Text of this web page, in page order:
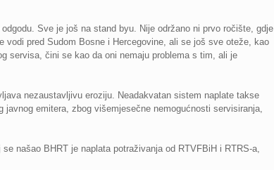
Sve je još na stand byu. Nije održano ni prvo ročište, gdje
pred Sudom Bosne i Hercegovine, ali se još sve oteže, kao
servisa, čini se kao da oni nemaju problema s tim, ali je
nezaustavljivu eroziju. Neadakvatan sistem naplate takse
emitera, zbog višemjesečne nemogućnosti servisiranja,
našao BHRT je naplata potraživanja od RTVFBiH i RTRS-a,